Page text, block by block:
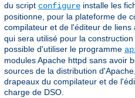
du script configure installe les
positionne, pour la plateforme de
compilateur et de l'éditeur de
qui sera utilisé pour la
possible d'utiliser le programme
modules Apache httpd sans avoir
sources de la distribution
drapeaux du compilateur et de
charge de DSO.